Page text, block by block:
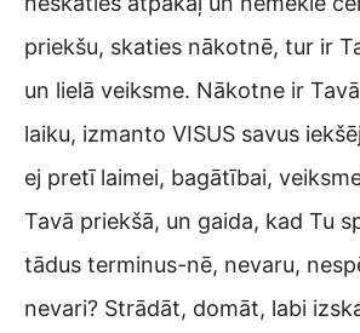
priekšu, skaties nākotnē, tur ir
un lielā veiksme. Nākotne ir
laiku, izmanto VISUS savus
ej pretī laimei, bagātībai,
Tavā priekšā, un gaida, kad Tu
tādus terminus-nē, nevaru,
nevari? Strādāt, domāt, labi